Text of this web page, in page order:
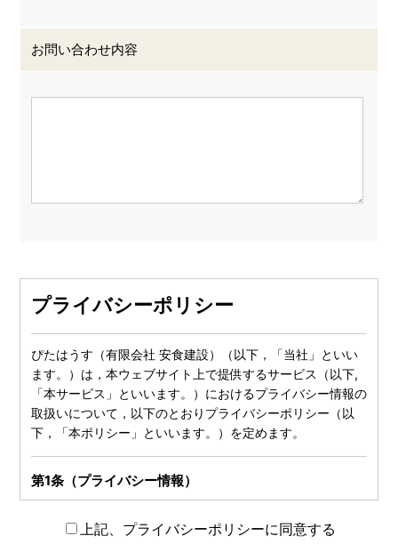
お問い合わせ内容
プライバシーポリシー
ぴたはうす（有限会社 安食建設）（以下，「当社」といい
ます。）は，本ウェブサイト上で提供するサービス（以下,
「本サービス」といいます。）におけるプライバシー情報の
取扱いについて，以下のとおりプライバシーポリシー（以
下，「本ポリシー」といいます。）を定めます。
第1条（プライバシー情報）
プライバシー情報のうち「個人情報」とは，個人情報保護法
にいう「個人情報」を指すものとし，生存する個人に関する
上記、プライバシーポリシーに同意する